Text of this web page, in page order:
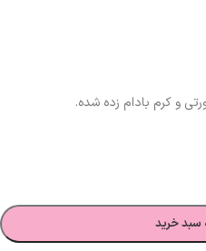
و کرم بادام زده شده.
سبد خرید